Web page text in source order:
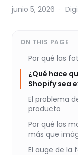
junio 5, 2026 ·
ON THIS PAGE
Por qué las
¿Qué hace
Shopify sea
El problema
producto
Por qué las
más que
El auge de la